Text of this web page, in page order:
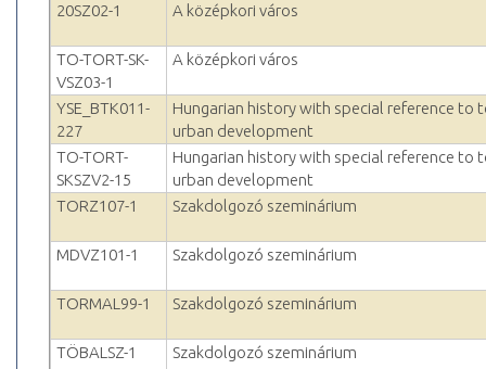
20SZ02-1 A középkori város
TO-TORT-SK-
VSZ03-1
A középkori város
YSE_BTK011-
227
Hungarian history with special reference to
urban development
TO-TORT-
SKSZV2-15
Hungarian history with special reference to
urban development
TORZ107-1
Szakdolgozó szeminárium
MDVZ101-1 Szakdolgozó szeminárium
TORMAL99-1 Szakdolgozó szeminárium
TÖBALSZ-1 Szakdolgozó szeminárium